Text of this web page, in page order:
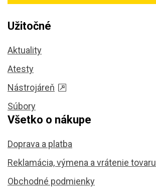
Užitočné
Aktuality
Atesty
Nástrojáreň
Súbory
Všetko o nákupe
Doprava a platba
Reklamácia, výmena a vrátenie tovaru
Obchodné podmienky